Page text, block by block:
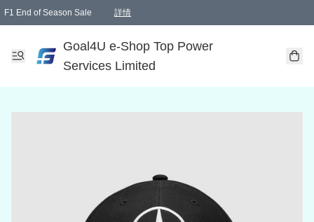
F1 End of Season Sale 詳情
Goal4U e-Shop Top Power
Services Limited